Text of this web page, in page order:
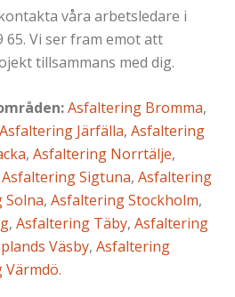
våra arbetsledare i
65. Vi ser fram emot att
tillsammans med dig.
Asfaltering Bromma,
Asfaltering Järfälla, Asfaltering
, Asfaltering Norrtälje,
Asfaltering Sigtuna, Asfaltering
Solna, Asfaltering Stockholm,
, Asfaltering Täby, Asfaltering
Väsby, Asfaltering
Värmdö.